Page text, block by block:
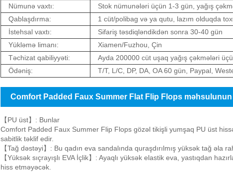
Nümunə vaxtı:
Stok nümunələri üçün 1-3 gün, yağış
Qablaşdırma:
1 cüt/polibag və ya qutu, lazım olduqda
İstehsal vaxtı:
Sifariş təsdiqləndikdən sonra 30-40 gün
Yükləmə limanı:
Xiamen/Fuzhou, Çin
Təchizat qabiliyyəti:
Ayda 200000 cüt uşaq yağış çəkmələri
Ödəniş:
T/T, L/C, DP, DA, OA 60 gün, Paypal,
Comfort Padded Faux Summer Flat Flip Flops
【PU üst】: Bunlar
Comfort Padded Faux Summer Flip Flops gözəl tikişli yumşaq PU üst
sabitlik təklif edir.
【Tağ dəstəyi】: Bu qadın eva sandalında quraşdırılmış yüksək tağ əla
【Yüksək sıçrayışlı EVA İçlik】: Ayaqlı yüksək elastik eva, yastıqdan
hiss etməyəcək.